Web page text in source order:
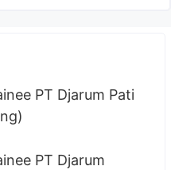
PT Djarum Pati
PT Djarum